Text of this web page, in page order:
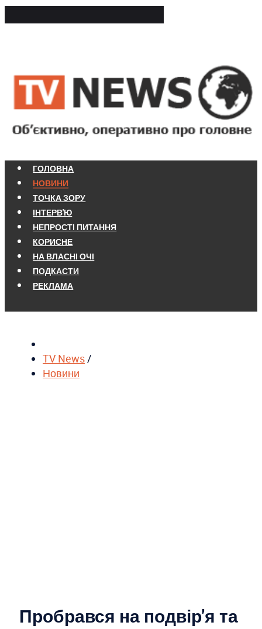
ГОЛОВНА
НОВИНИ
ТОЧКА ЗОРУ
ІНТЕРВ'Ю
НЕПРОСТІ ПИТАННЯ
КОРИСНЕ
НА ВЛАСНІ ОЧІ
ПОДКАСТИ
РЕКЛАМА
TV News/
Новини
Пробрався на подвір'я та